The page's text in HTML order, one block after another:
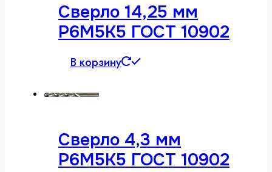
Сверло 14,25 мм
Р6М5К5 ГОСТ 10902
В корзину
Сверло 4,3 мм
Р6М5К5 ГОСТ 10902